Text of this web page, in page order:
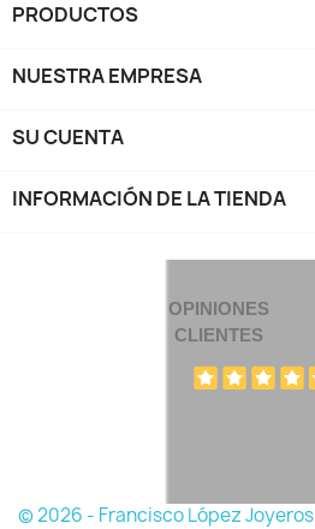
PRODUCTOS
NUESTRA EMPRESA
SU CUENTA
INFORMACIÓN DE LA TIENDA
OPINIONES
CLIENTES
© 2026 - Francisco López Joyeros